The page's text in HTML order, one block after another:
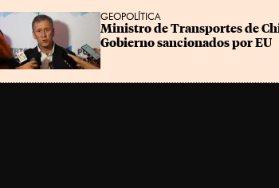
GEOPOLÍTICA
Ministro de Transportes de
Gobierno sancionados por EU